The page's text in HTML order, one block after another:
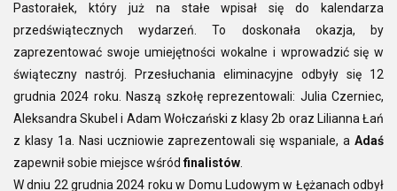
Pastorałek, który już na stałe wpisał się do kalendarza
przedświątecznych wydarzeń. To doskonała okazja, by
zaprezentować swoje umiejętności wokalne i wprowadzić się w
świąteczny nastrój. Przesłuchania eliminacyjne odbyły się 12
grudnia 2024 roku. Naszą szkołę reprezentowali: Julia Czerniec,
Aleksandra Skubel i Adam Wołczański z klasy 2b oraz Lilianna Łań
z klasy 1a. Nasi uczniowie zaprezentowali się wspaniale, a Adaś
zapewnił sobie miejsce wśród finalistów
W dniu 22 grudnia 2024 roku w Domu Ludowym w Łężanach odbył